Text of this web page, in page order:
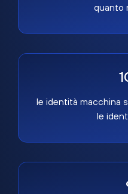
quanto
le identità macchina
le